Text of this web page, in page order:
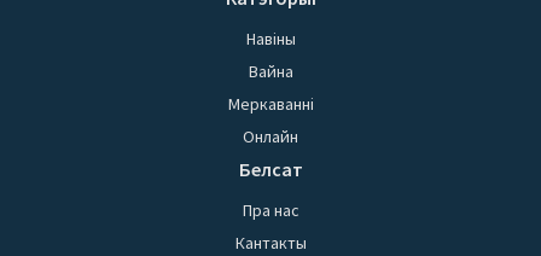
Навіны
Вайна
Меркаванні
Онлайн
Белсат
Пра нас
Кантакты